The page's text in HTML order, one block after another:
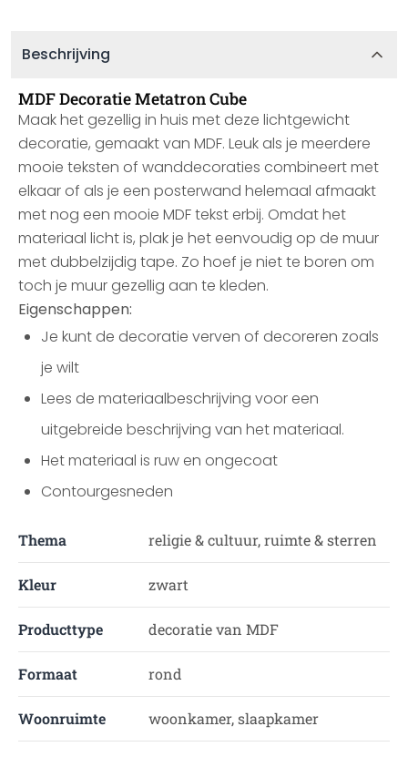
Beschrijving
MDF Decoratie Metatron Cube
Maak het gezellig in huis met deze lichtgewicht
decoratie, gemaakt van MDF. Leuk als je meerdere
mooie teksten of wanddecoraties combineert met
elkaar of als je een posterwand helemaal afmaakt
met nog een mooie MDF tekst erbij. Omdat het
materiaal licht is, plak je het eenvoudig op de muur
met dubbelzijdig tape. Zo hoef je niet te boren om
toch je muur gezellig aan te kleden.
Eigenschappen:
Je kunt de decoratie verven of decoreren zoals
je wilt
Lees de materiaalbeschrijving voor een
uitgebreide beschrijving van het materiaal.
Het materiaal is ruw en ongecoat
Contourgesneden
Thema religie & cultuur, ruimte & sterren
Kleur zwart
Producttype decoratie van MDF
Formaat rond
Woonruimte woonkamer, slaapkamer